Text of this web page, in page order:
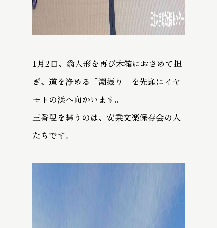
1月2日、翁人形を再び木箱におさめて担
ぎ、道を浄める「潮振り」を先頭にイヤ
モトの浜へ向かいます。
三番叟を舞うのは、安乗文楽保存会の人
たちです。